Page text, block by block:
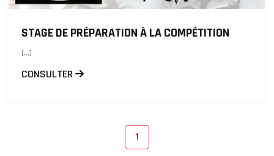
STAGE DE PRÉPARATION À LA COMPÉTITION
[...]
CONSULTER
1